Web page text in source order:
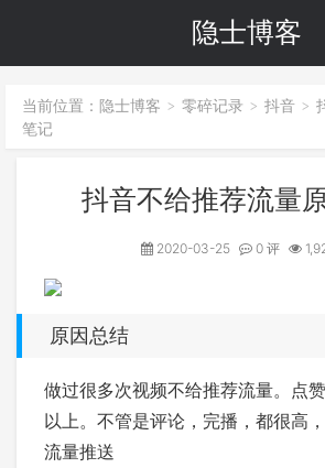
隐士博客
当前位置： 隐士博客 > 零碎记录 > 抖音 >
笔记
抖音不给推荐流量
2020-03-25 0 评
原因总结
做过很多次视频不给推荐流量。点
以上。不管是评论，完播，都很高
流量推送